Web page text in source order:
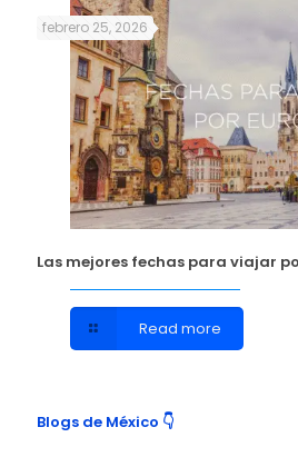
febrero 25, 2026
Las mejores fechas para viajar
Read more
Blogs de México 👇